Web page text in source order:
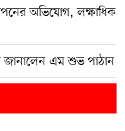
অভিযোগ, লক্ষাধিক
জানালেন এম শুভ পাঠান